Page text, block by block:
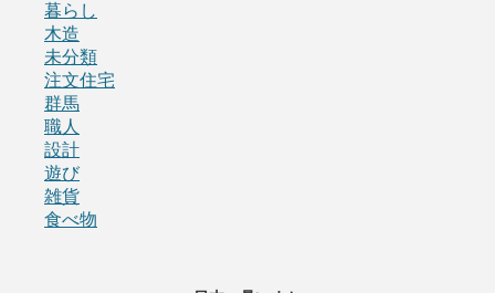
暮らし
木造
未分類
注文住宅
群馬
職人
設計
遊び
雑貨
食べ物